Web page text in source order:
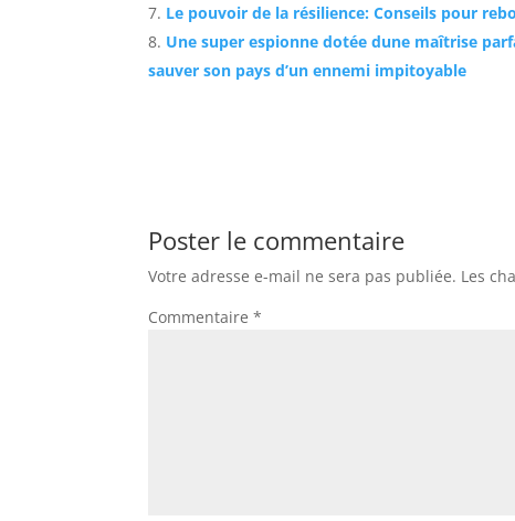
Le pouvoir de la résilience: Conseils pour
Une super espionne dotée dune maîtrise
sauver son pays d’un ennemi impitoyable
Poster le commentaire
Votre adresse e-mail ne sera pas publiée. Les
Commentaire*